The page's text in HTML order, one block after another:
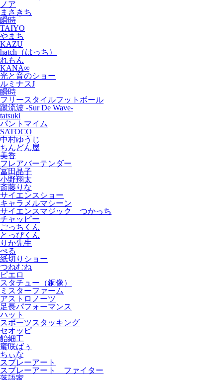
ノア
まさきち
瞬時
TAIYO
やまち
KAZU
hatch（はっち）
れもん
KANA∞
光と音のショー
ルミナスJ
瞬時
フリースタイルフットボール
蹴流波 -Sur De Wave-
tatsuki
パントマイム
SATOCO
中村ゆうじ
ちんどん屋
美香
フレアバーテンダー
冨田晶子
小野翔太
斎藤りな
サイエンスショー
キャラメルマシーン
サイエンスマジック つかっち
チャッピー
ごっちくん
とっぴくん
りか先生
ぺる
紙切りショー
つねむね
ピエロ
スタチュー（銅像）
ミスターファーム
アストロノーツ
足長パフォーマンス
ハット
スポーツスタッキング
セオッピ
飴細工
蜜咲ばぅ
ちぃな
スプレーアート
スプレーアート ファイター